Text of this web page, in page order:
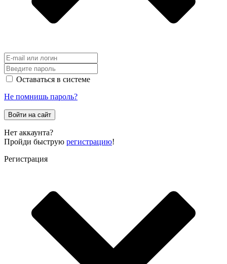
Оставаться в системе
Не помнишь пароль?
Войти на сайт
Нет аккаунта?
Пройди быструю регистрацию!
Регистрация